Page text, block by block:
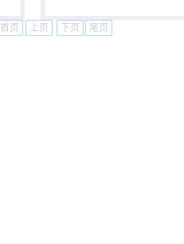
首页 上页 下页 尾页